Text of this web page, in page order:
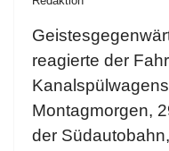
reagierte der
Montagmorgen,
der